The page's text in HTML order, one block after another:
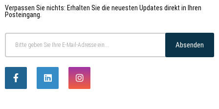
Verpassen Sie nichts: Erhalten Sie die neuesten Updates direkt in Ihren
Posteingang.
Absenden